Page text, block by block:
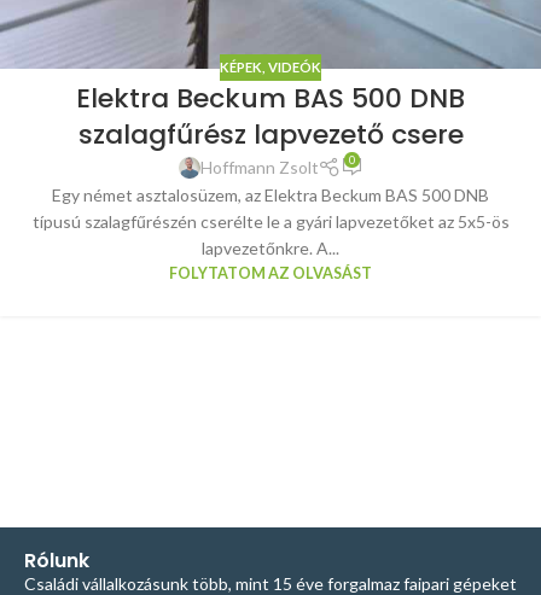
KÉPEK, VIDEÓK
Elektra Beckum BAS 500 DNB
szalagfűrész lapvezető csere
Hoffmann Zsolt 0
Egy német asztalosüzem, az Elektra Beckum BAS 500 DNB
típusú szalagfűrészén cserélte le a gyári lapvezetőket az 5x5-ös
lapvezetőnkre. A...
FOLYTATOM AZ OLVASÁST
Rólunk
Családi vállalkozásunk több, mint 15 éve forgalmaz faipari gépeket